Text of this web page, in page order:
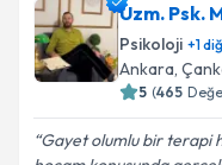
Uzm. Psk.
Psikoloji +1
Ankara,
5 (465
Gayet olumlu bir terapi